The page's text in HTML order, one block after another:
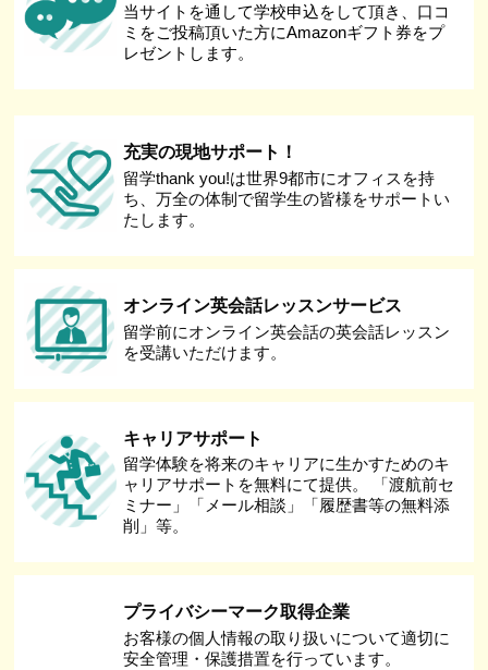
当サイトを通して学校申込をして頂き、口コ
ミをご投稿頂いた方にAmazonギフト券をプ
レゼントします。
充実の現地サポート！
留学thank you!は世界9都市にオフィスを持
ち、万全の体制で留学生の皆様をサポートい
たします。
オンライン英会話レッスンサービス
留学前にオンライン英会話の英会話レッスン
を受講いただけます。
キャリアサポート
留学体験を将来のキャリアに生かすためのキ
ャリアサポートを無料にて提供。 「渡航前セ
ミナー」「メール相談」「履歴書等の無料添
削」等。
プライバシーマーク取得企業
お客様の個人情報の取り扱いについて適切に
安全管理・保護措置を行っています。